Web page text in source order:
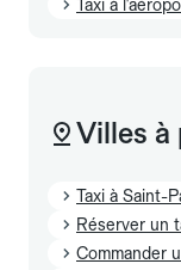
Taxi à
Villes à
Taxi à Saint-
Réserver un
Commander